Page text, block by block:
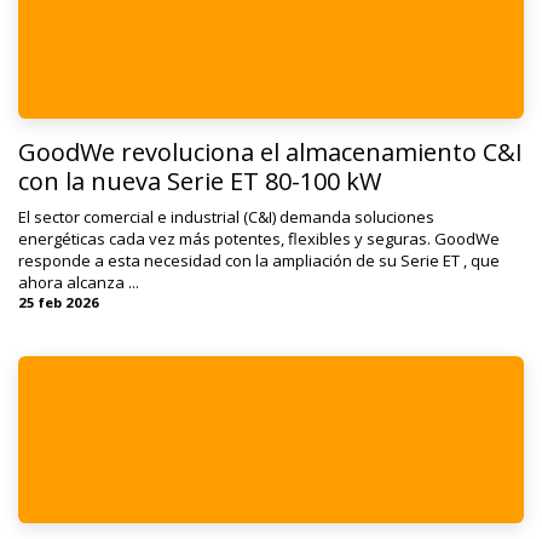
GoodWe revoluciona el almacenamiento C&I
con la nueva Serie ET 80-100 kW
El sector comercial e industrial (C&I) demanda soluciones
energéticas cada vez más potentes, flexibles y seguras. GoodWe
responde a esta necesidad con la ampliación de su Serie ET , que
ahora alcanza ...
25 feb 2026